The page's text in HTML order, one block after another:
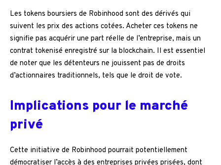
Les tokens boursiers de Robinhood sont des dérivés qui
suivent les prix des actions cotées. Acheter ces tokens ne
signifie pas acquérir une part réelle de l’entreprise, mais un
contrat tokenisé enregistré sur la blockchain. Il est essentiel
de noter que les détenteurs ne jouissent pas de droits
d’actionnaires traditionnels, tels que le droit de vote.
Implications pour le marché
privé
Cette initiative de Robinhood pourrait potentiellement
démocratiser l’accès à des entreprises privées prisées, dont